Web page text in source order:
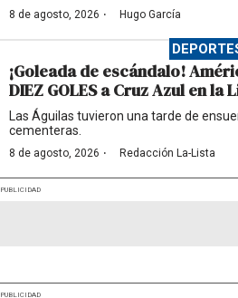
8 de agosto, 2026 · Hugo García
¡Goleada de escándalo!
DIEZ GOLES a Cruz Azul en la
Las Águilas tuvieron una tarde de
cementeras.
8 de agosto, 2026 · Redacción La-Lista
PUBLICIDAD
PUBLICIDAD